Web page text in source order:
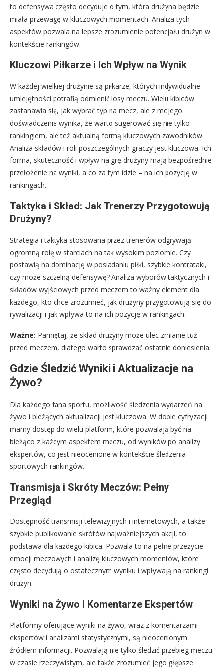
to defensywa często decyduje o tym, która drużyna będzie
miała przewagę w kluczowych momentach. Analiza tych
aspektów pozwala na lepsze zrozumienie potencjału drużyn w
kontekście rankingów.
Kluczowi Piłkarze i Ich Wpływ na Wynik
W każdej wielkiej drużynie są piłkarze, których indywidualne
umiejętności potrafią odmienić losy meczu. Wielu kibiców
zastanawia się, jak wybrać typ na mecz, ale z mojego
doświadczenia wynika, że warto sugerować się nie tylko
rankingiem, ale też aktualną formą kluczowych zawodników.
Analiza składów i roli poszczególnych graczy jest kluczowa. Ich
forma, skuteczność i wpływ na grę drużyny mają bezpośrednie
przełożenie na wyniki, a co za tym idzie – na ich pozycję w
rankingach.
Taktyka i Skład: Jak Trenerzy Przygotowują
Drużyny?
Strategia i taktyka stosowana przez trenerów odgrywają
ogromną rolę w starciach na tak wysokim poziomie. Czy
postawią na dominację w posiadaniu piłki, szybkie kontrataki,
czy może szczelną defensywę? Analiza wyborów taktycznych i
składów wyjściowych przed meczem to ważny element dla
każdego, kto chce zrozumieć, jak drużyny przygotowują się do
rywalizacji i jak wpływa to na ich pozycję w rankingach.
Ważne: Pamiętaj, że skład drużyny może ulec zmianie tuż
przed meczem, dlatego warto sprawdzać ostatnie doniesienia.
Gdzie Śledzić Wyniki i Aktualizacje na
Żywo?
Dla każdego fana sportu, możliwość śledzenia wydarzeń na
żywo i bieżących aktualizacji jest kluczowa. W dobie cyfryzacji
mamy dostęp do wielu platform, które pozwalają być na
bieżąco z każdym aspektem meczu, od wyników po analizy
ekspertów, co jest nieocenione w kontekście śledzenia
sportowych rankingów.
Transmisja i Skróty Meczów: Pełny
Przegląd
Dostępność transmisji telewizyjnych i internetowych, a także
szybkie publikowanie skrótów najważniejszych akcji, to
podstawa dla każdego kibica. Pozwala to na pełne przeżycie
emocji meczowych i analizę kluczowych momentów, które
często decydują o ostatecznym wyniku i wpływają na rankingi
drużyn.
Wyniki na Żywo i Komentarze Ekspertów
Platformy oferujące wyniki na żywo, wraz z komentarzami
ekspertów i analizami statystycznymi, są nieocenionym
źródłem informacji. Pozwalają nie tylko śledzić przebieg meczu
w czasie rzeczywistym, ale także zrozumieć jego głębsze